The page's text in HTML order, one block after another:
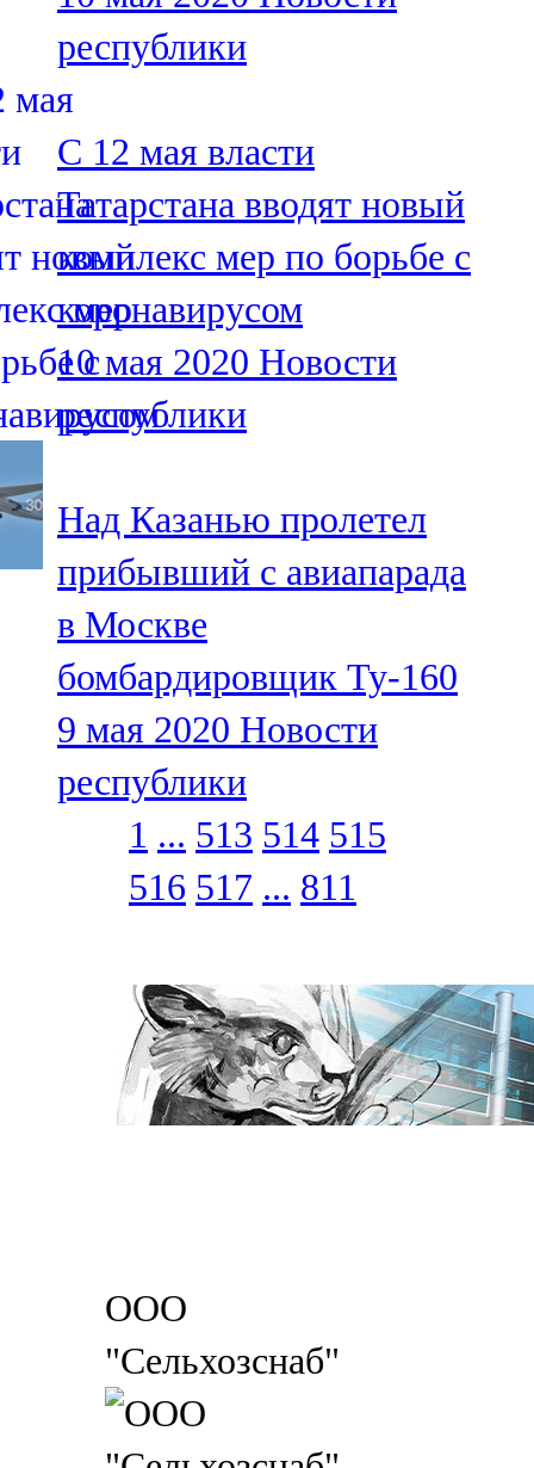
республики
C 12 мая власти
Татарстана вводят новый
комплекс мер по борьбе с
коронавирусом
10 мая 2020 Новости
республики
Над Казанью пролетел
прибывший с авиапарада
в Москве
бомбардировщик Ту-160
9 мая 2020 Новости
республики
1 ... 513 514 515
516 517 ... 811
ООО
"Сельхозснаб"